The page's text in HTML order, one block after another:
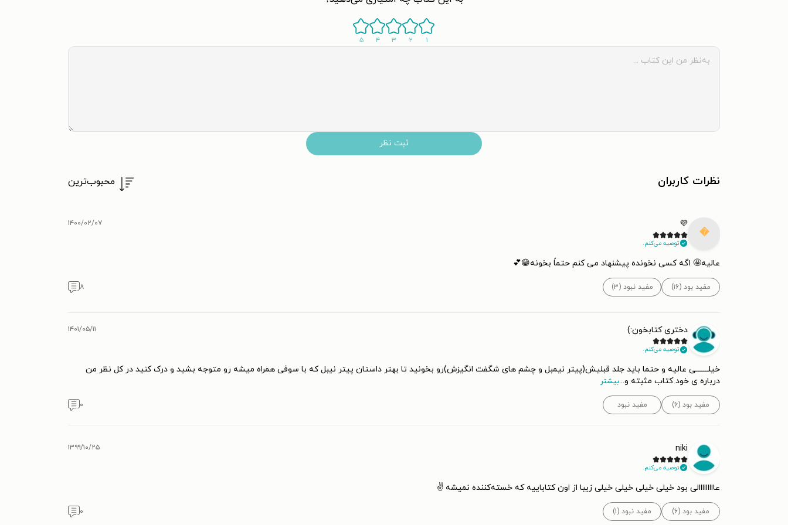
۱ ۲ ۳ ۴ ۵
ثبت نظر
نظرات کاربران محبوب‌ترین

💜
توصیه می‌کنم.
۱۴۰۰/۰۲/۰۷
عالیه🤩 اگه کسی نخونده پیشنهاد می کنم حتماً بخونه😁💕
مفید بود (۱۶) مفید نبود (۳) ۸
دختری کتابخون:)
توصیه می‌کنم.
۱۴۰۱/۰۵/۱۱
خیلـــــــی عالیه و حتما باید جلد قبلیش(پیتر نیمبل و چشم های شگفت انگیزش)رو بخونید تا بهتر داستان پیتر نیبل که با سوفی همراه میشه رو متوجه بشید و درک کنید در کل نظر من
درباره ی خود کتاب مثبته و...بیشتر
مفید بود (۶) مفید نبود ۰
niki
توصیه می‌کنم.
۱۳۹۹/۱۰/۲۵
عااااااااالی بود خیلی خیلی خیلی خیلی زیبا از اون کتاباییه که خسته‌کننده نمیشه ✌️
مفید بود (۶) مفید نبود (۱) ۰